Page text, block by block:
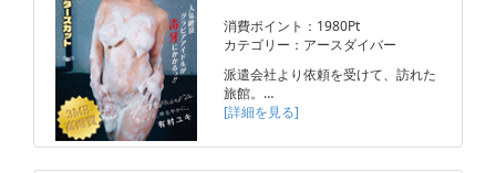
消費ポイント：1980Pt
カテゴリー：アースダイバー
派遣会社より依頼を受けて、訪れた
旅館。…
[詳細を見る]